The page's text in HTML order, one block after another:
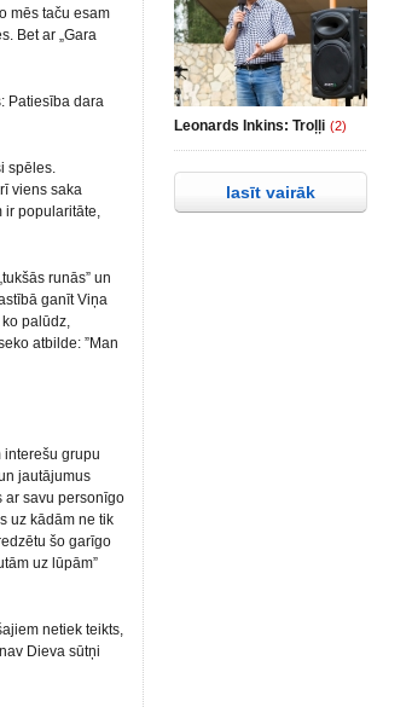
mēs taču esam
Bet ar „Gara
Patiesība dara
spēles.
viens saka
ir popularitāte,
runās” un
ganīt Viņa
palūdz,
atbilde: ”Man
interešu grupu
jautājumus
ar savu personīgo
uz kādām ne tik
šo garīgo
uz lūpām”
netiek teikts,
Dieva sūtņi
Leonards Inkins: Troļļi (2)
lasīt vairāk